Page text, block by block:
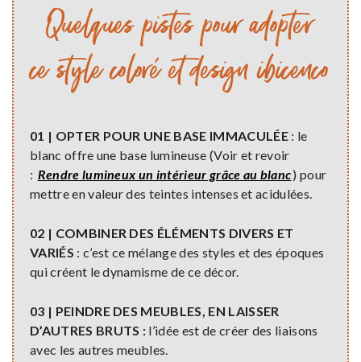
Quelques pistes pour adopter
ce style coloré et design ibicenco
01 | OPTER POUR UNE BASE IMMACULÉE: le
blanc offre une base lumineuse (Voir et revoir
: Rendre lumineux un intérieur grâce au blanc) pour
mettre en valeur des teintes intenses et acidulées.
02 | COMBINER DES ÉLÉMENTS DIVERS ET
VARIÉS : c’est ce mélange des styles et des époques
qui créent le dynamisme de ce décor.
03 | PEINDRE DES MEUBLES, EN LAISSER
D’AUTRES BRUTS : l’idée est de créer des liaisons
avec les autres meubles.